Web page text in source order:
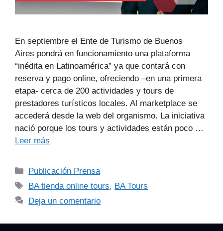
En septiembre el Ente de Turismo de Buenos
Aires pondrá en funcionamiento una plataforma
“inédita en Latinoamérica” ya que contará con
reserva y pago online, ofreciendo –en una primera
etapa- cerca de 200 actividades y tours de
prestadores turísticos locales. Al marketplace se
accederá desde la web del organismo. La iniciativa
nació porque los tours y actividades están poco …
Leer más
Publicación Prensa
BA tienda online tours, BA Tours
Deja un comentario